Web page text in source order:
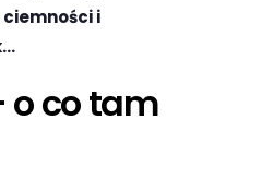
i
o co tam